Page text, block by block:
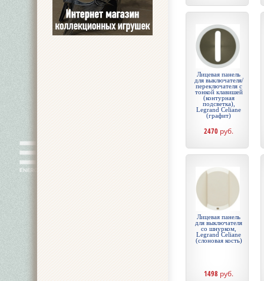
Лицевая панель
для выключателя/
переключателя с
тонкой клавишей
(контурная
подсветка),
Legrand Celiane
(графит)
2470 руб.
Лицевая панель
для выключателя
со шнурком,
Legrand Celiane
(слоновая кость)
1498 руб.